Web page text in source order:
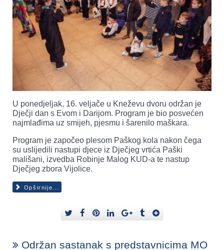
U ponedjeljak, 16. veljače u Kneževu dvoru održan je
Dječji dan s Evom i Darijom. Program je bio posvećen
najmlađima uz smijeh, pjesmu i šarenilo maškara.
Program je započeo plesom Paškog kola nakon čega
su uslijedili nastupi djece iz Dječjeg vrtića Paški
mališani, izvedba Robinje Malog KUD-a te nastup
Dječjeg zbora Vijolice.
Opširnije...
Održan sastanak s predstavnicima MO